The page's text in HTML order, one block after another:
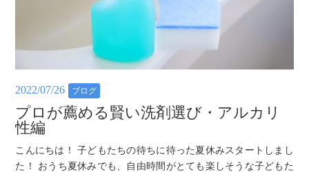
2022/07/26 ブログ
プロが薦める賢い洗剤選び・アルカリ
性編
こんにちは！ 子どもたちの待ちに待った夏休みスタートしまし
た！ おうち夏休みでも、自由時間がとても楽しそうな子どもた